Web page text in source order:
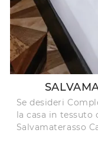
Se desideri
la casa in
Salvamaterasso